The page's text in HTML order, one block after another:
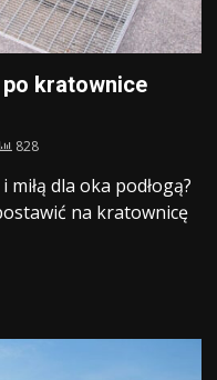
kratownice
828
miłą dla oka podłogą?
na kratownicę